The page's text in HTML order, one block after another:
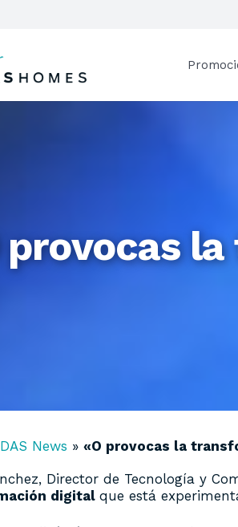
provocas
News » «O provocas la
Director de Tecnología y
digital que está